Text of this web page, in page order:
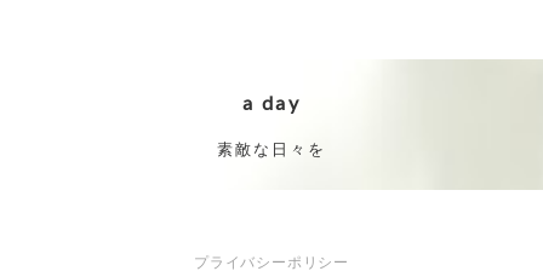
a day
素敵な日々を
プライバシーポリシー